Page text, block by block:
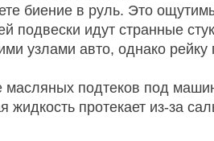
биение в руль. Это
подвески идут странные
узлами авто, однако рейку
подтеков под
жидкость протекает из-за